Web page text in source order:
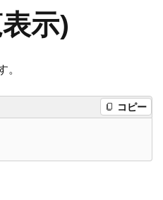
示)
コピー